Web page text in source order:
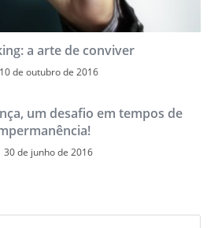
a arte de conviver
10 de outubro de 2016
um desafio em tempos de
30 de junho de 2016